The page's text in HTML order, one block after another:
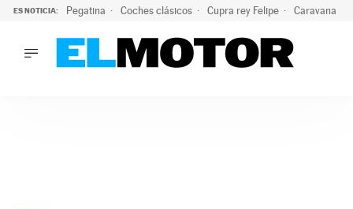
ES NOTICIA: Pegatina Coches clásicos Cupra rey Felipe Caravana